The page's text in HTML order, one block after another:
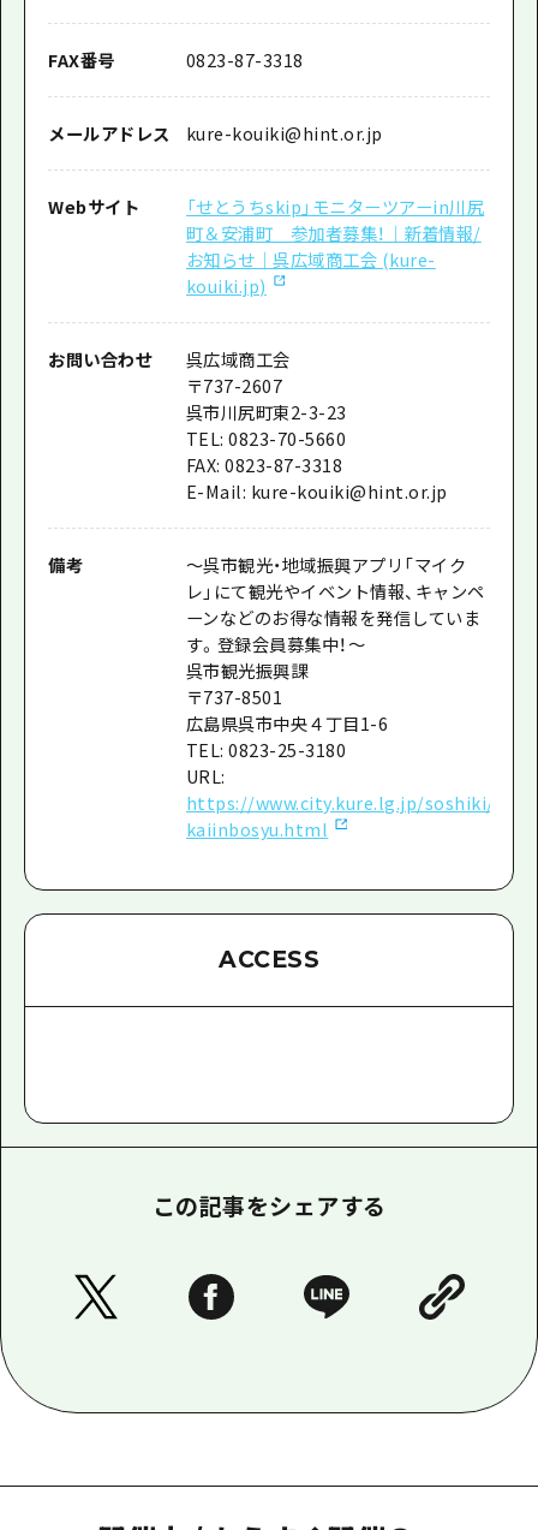
FAX番号 0823-87-3318
メールアドレス kure-kouiki@hint.or.jp
Webサイト
「せとうちskip」モニターツアーin川尻
町＆安浦町 参加者募集！｜新着情報/
お知らせ｜呉広域商工会 (kure-
kouiki.jp)
お問い合わせ
呉広域商工会
〒737-2607
呉市川尻町東2-3-23
TEL: 0823-70-5660
FAX: 0823-87-3318
E-Mail: kure-kouiki@hint.or.jp
備考
～呉市観光・地域振興アプリ「マイク
レ」にて観光やイベント情報、キャンペ
ーンなどのお得な情報を発信していま
す。登録会員募集中！～
呉市観光振興課
〒737-8501
広島県呉市中央４丁目1-6
TEL: 0823-25-3180
URL:
https://www.city.kure.lg.jp/soshiki/67/
kaiinbosyu.html
ACCESS
この記事をシェアする